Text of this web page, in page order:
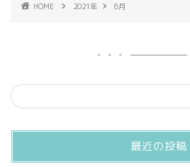
HOME 2021年 6月
最近の投稿